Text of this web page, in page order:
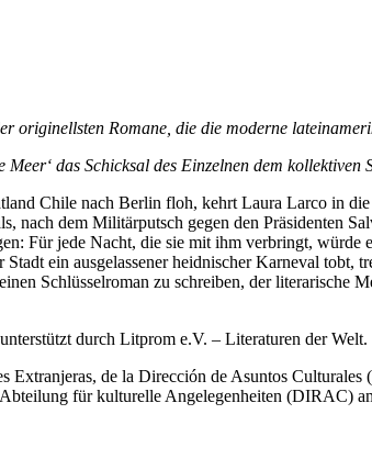
originellsten Romane, die die moderne
das Schicksal des Einzelnen dem kollektiven
Chile nach Berlin floh, kehrt Laura Larco in
nach dem Militärputsch gegen den Präsidenten
Für jede Nacht, die sie mit ihm verbringt, würde
ein ausgelassener heidnischer Karneval tobt,
Schlüsselroman zu schreiben, der literarische
durch Litprom e.V. – Literaturen der Welt.
Extranjeras, de la Dirección de Asuntos
für kulturelle Angelegenheiten (DIRAC)